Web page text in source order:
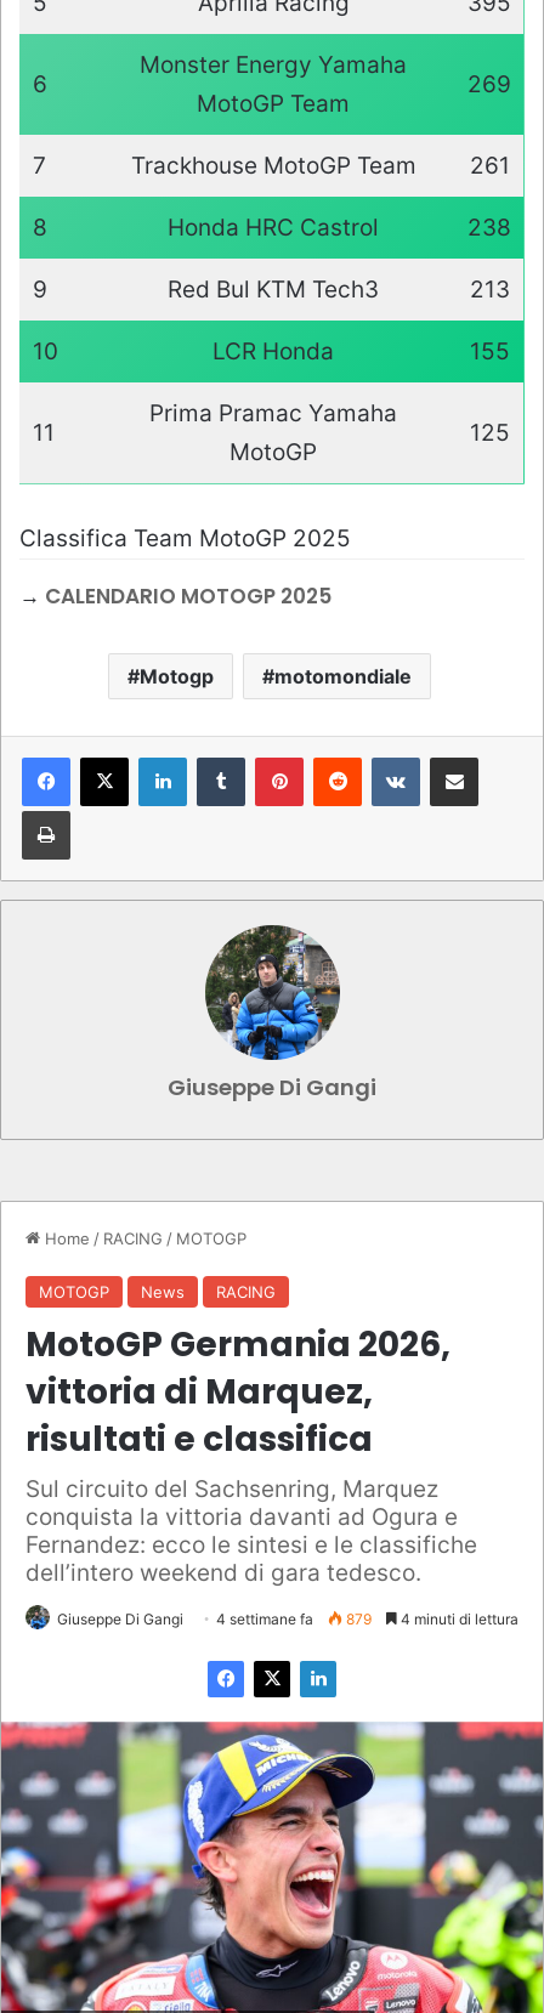
6
Monster Energy Yamaha
MotoGP Team
269
7 Trackhouse MotoGP Team 261
8 Honda HRC Castrol 238
9 Red Bul KTM Tech3 213
10 LCR Honda 155
11
Prima Pramac Yamaha
MotoGP
125
Classifica Team MotoGP 2025
→ CALENDARIO MOTOGP 2025
Motogp motomondiale
LinkedInTumblr PinterestReddit VKontakteCondividi via mail
Stampa
Giuseppe Di Gangi